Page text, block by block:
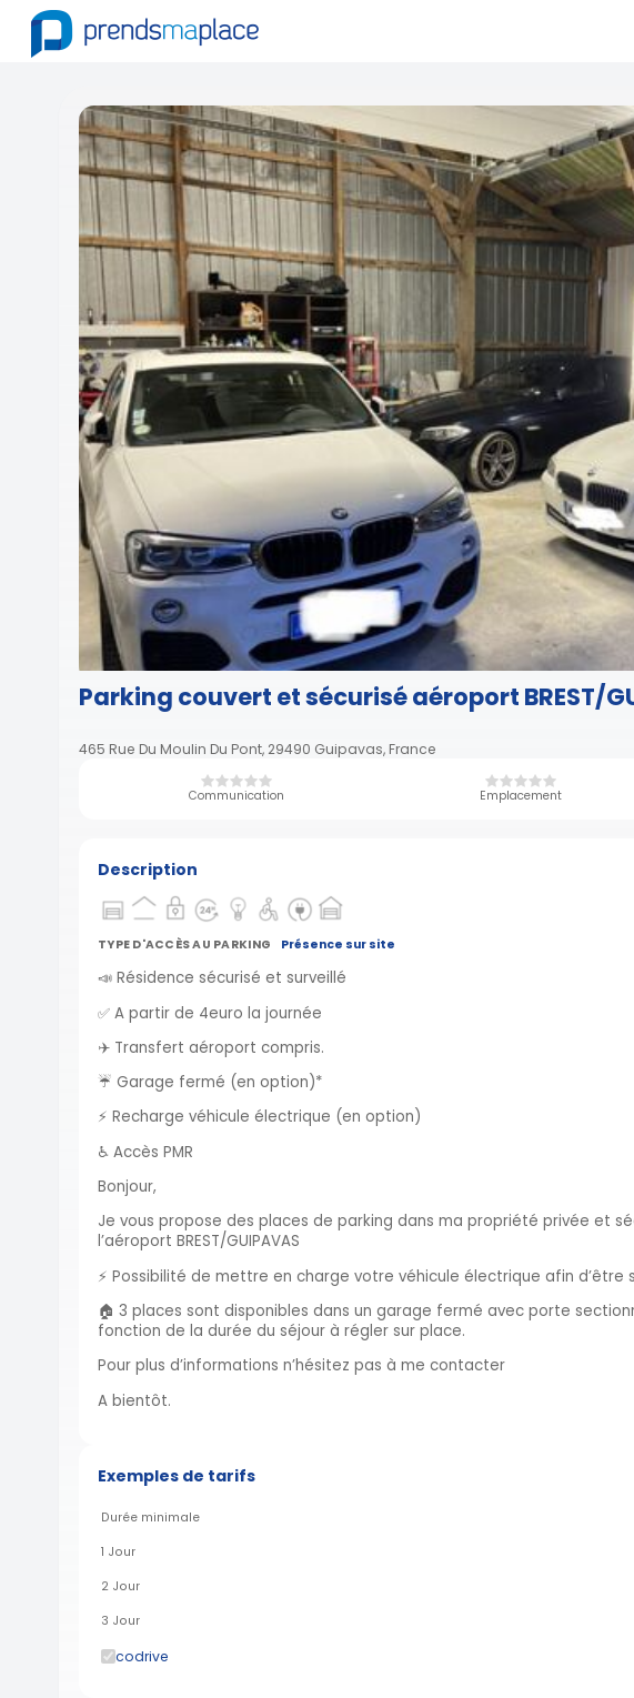
Parking couvert et sécurisé aéroport BREST/
465 Rue Du Moulin Du Pont, 29490 Guipavas, France
Communication Emplacement
Description
TYPE D'ACCÈS AU PARKING Présence sur site
📣 Résidence sécurisé et surveillé
✅ A partir de 4euro la journée
✈️ Transfert aéroport compris.
☔️ Garage fermé (en option)*
⚡️ Recharge véhicule électrique (en option)
♿️ Accès PMR
Bonjour,
Je vous propose des places de parking dans ma propriété privée et
l’aéroport BREST/GUIPAVAS
⚡️ Possibilité de mettre en charge votre véhicule électrique afin d’être
🏠 3 places sont disponibles dans un garage fermé avec porte
fonction de la durée du séjour à régler sur place.
Pour plus d’informations n’hésitez pas à me contacter
A bientôt.
Exemples de tarifs
Durée minimale
1 Jour
2 Jour
3 Jour
codrive